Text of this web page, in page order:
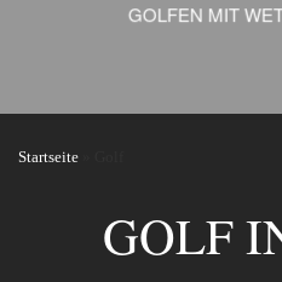
GOLFEN MIT
Startseite
GOLF